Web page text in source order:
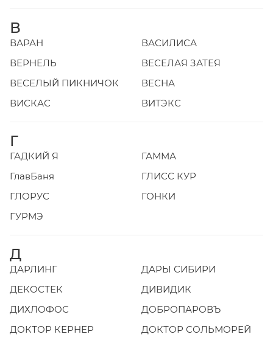
В
ВАРАН
ВАСИЛИСА
ВЕРНЕЛЬ
ВЕСЕЛАЯ ЗАТЕЯ
ВЕСЕЛЫЙ ПИКНИЧОК
ВЕСНА
ВИСКАС
ВИТЭКС
Г
ГАДКИЙ Я
ГАММА
ГлавБаня
ГЛИСС КУР
ГЛОРУС
ГОНКИ
ГУРМЭ
Д
ДАРЛИНГ
ДАРЫ СИБИРИ
ДЕКОСТЕК
ДИВИДИК
ДИХЛОФОС
ДОБРОПАРОВЪ
ДОКТОР КЕРНЕР
ДОКТОР СОЛЬМОРЕЙ